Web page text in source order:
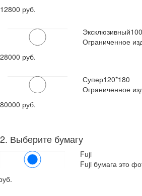
12800 руб.
Эксклюзивный
Ограниченное
28000 руб.
Супер120*180
Ограниченное
80000 руб.
2. Выберите бумагу
Fuji
Fuji бумага это